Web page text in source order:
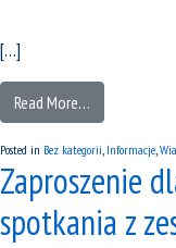
[…]
Read More…
Posted in Bez kategorii Informacje
Zaproszenie
spotkania z